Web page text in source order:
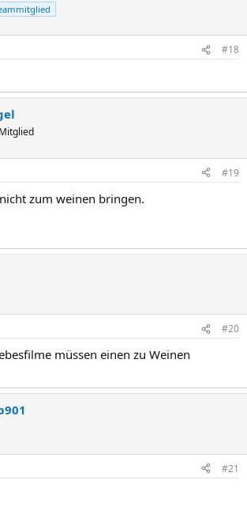
#18
#19
zum weinen bringen.
#20
müssen einen zu Weinen
#21